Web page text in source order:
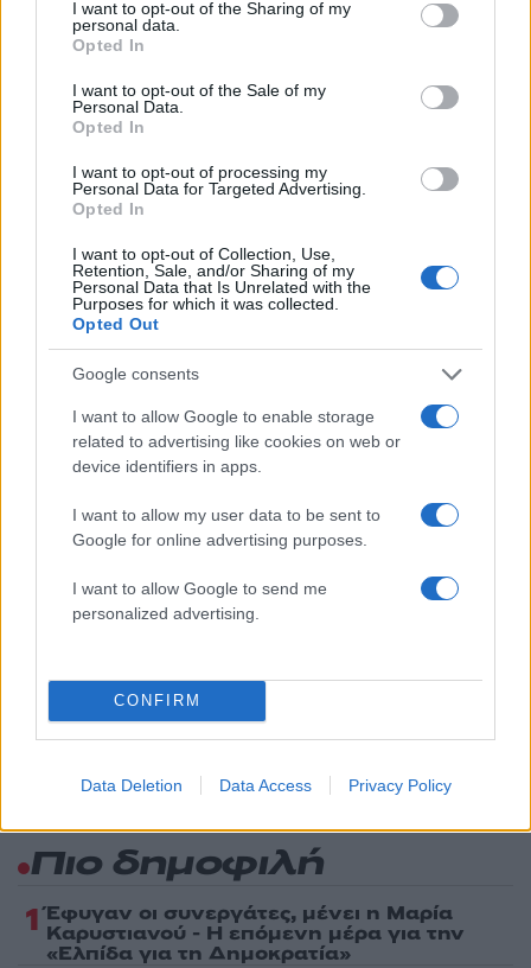
not limited to your visit or usage behaviour. You may click to
grant or deny consent to Google and its third-party tags to
use your data for below specified purposes in below Google
consent section.
I want to opt-out of the Sharing of my
personal data.
Opted In
I want to opt-out of the Sale of my
Personal Data.
Opted In
I want to opt-out of processing my
Personal Data for Targeted Advertising.
Opted In
I want to opt-out of Collection, Use,
Retention, Sale, and/or Sharing of my
Personal Data that Is Unrelated with the
Purposes for which it was collected.
Opted Out
Google consents
I want to allow Google to enable storage
related to advertising like cookies on web or
device identifiers in apps.
I want to allow my user data to be sent to
Google for online advertising purposes.
I want to allow Google to send me
personalized advertising.
CONFIRM
Data Deletion Data Access Privacy Policy
Σχόλια
2000 /2000
Υποβολή σχολίου
Όροι Χρήσης . Το site προστατεύεται από reCAPTCHA, ισχύουν
Media
Share:
ενημερωθείτε πρώτοι για όλη την ειδησεογραφία και τα
τελευταία νέατης ημέρας
Πιο δημοφιλή
1 Έφυγαν οι συνεργάτες, μένει η Μαρία
Καρυστιανού - Η επόμενη μέρα για την
«Ελπίδα για τη Δημοκρατία»